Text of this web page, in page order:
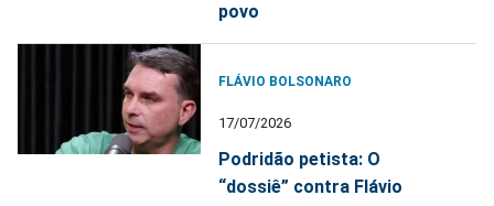
povo
FLÁVIO BOLSONARO
17/07/2026
Podridão petista: O
“dossiê” contra Flávio